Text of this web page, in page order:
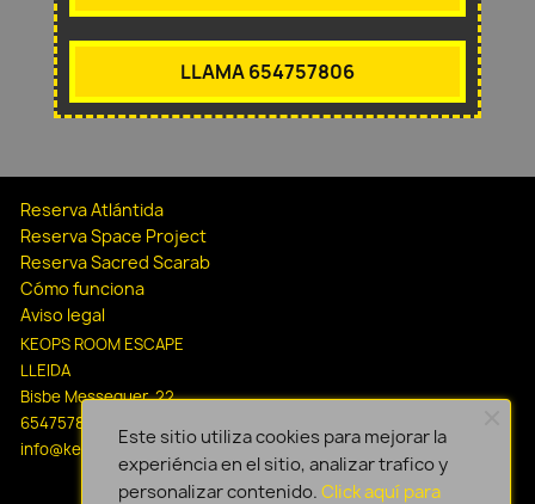
LLAMA 654757806
Reserva Atlántida
Reserva Space Project
Reserva Sacred Scarab
Cómo funciona
Aviso legal
KEOPS ROOM ESCAPE
LLEIDA
Bisbe Messeguer, 22
654757806
info@keopsescapelleida.com
Este sitio utiliza cookies para mejorar la
experiéncia en el sitio, analizar trafico y
personalizar contenido. Click aquí para